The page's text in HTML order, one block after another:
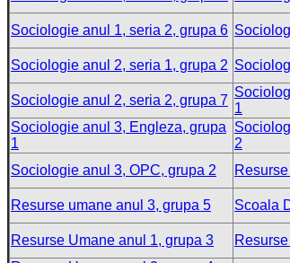
Sociologie anul 1, seria 2, grupa 6
Sociologie anul 2, seria 1, grupa 2
Sociologie anul 2, seria 2, grupa 7
1
Sociologie anul 3, Engleza, grupa
1
2
Sociologie anul 3, OPC, grupa 2
Resurse umane anul 3, grupa 5
Scoala
Resurse Umane anul 1, grupa 3